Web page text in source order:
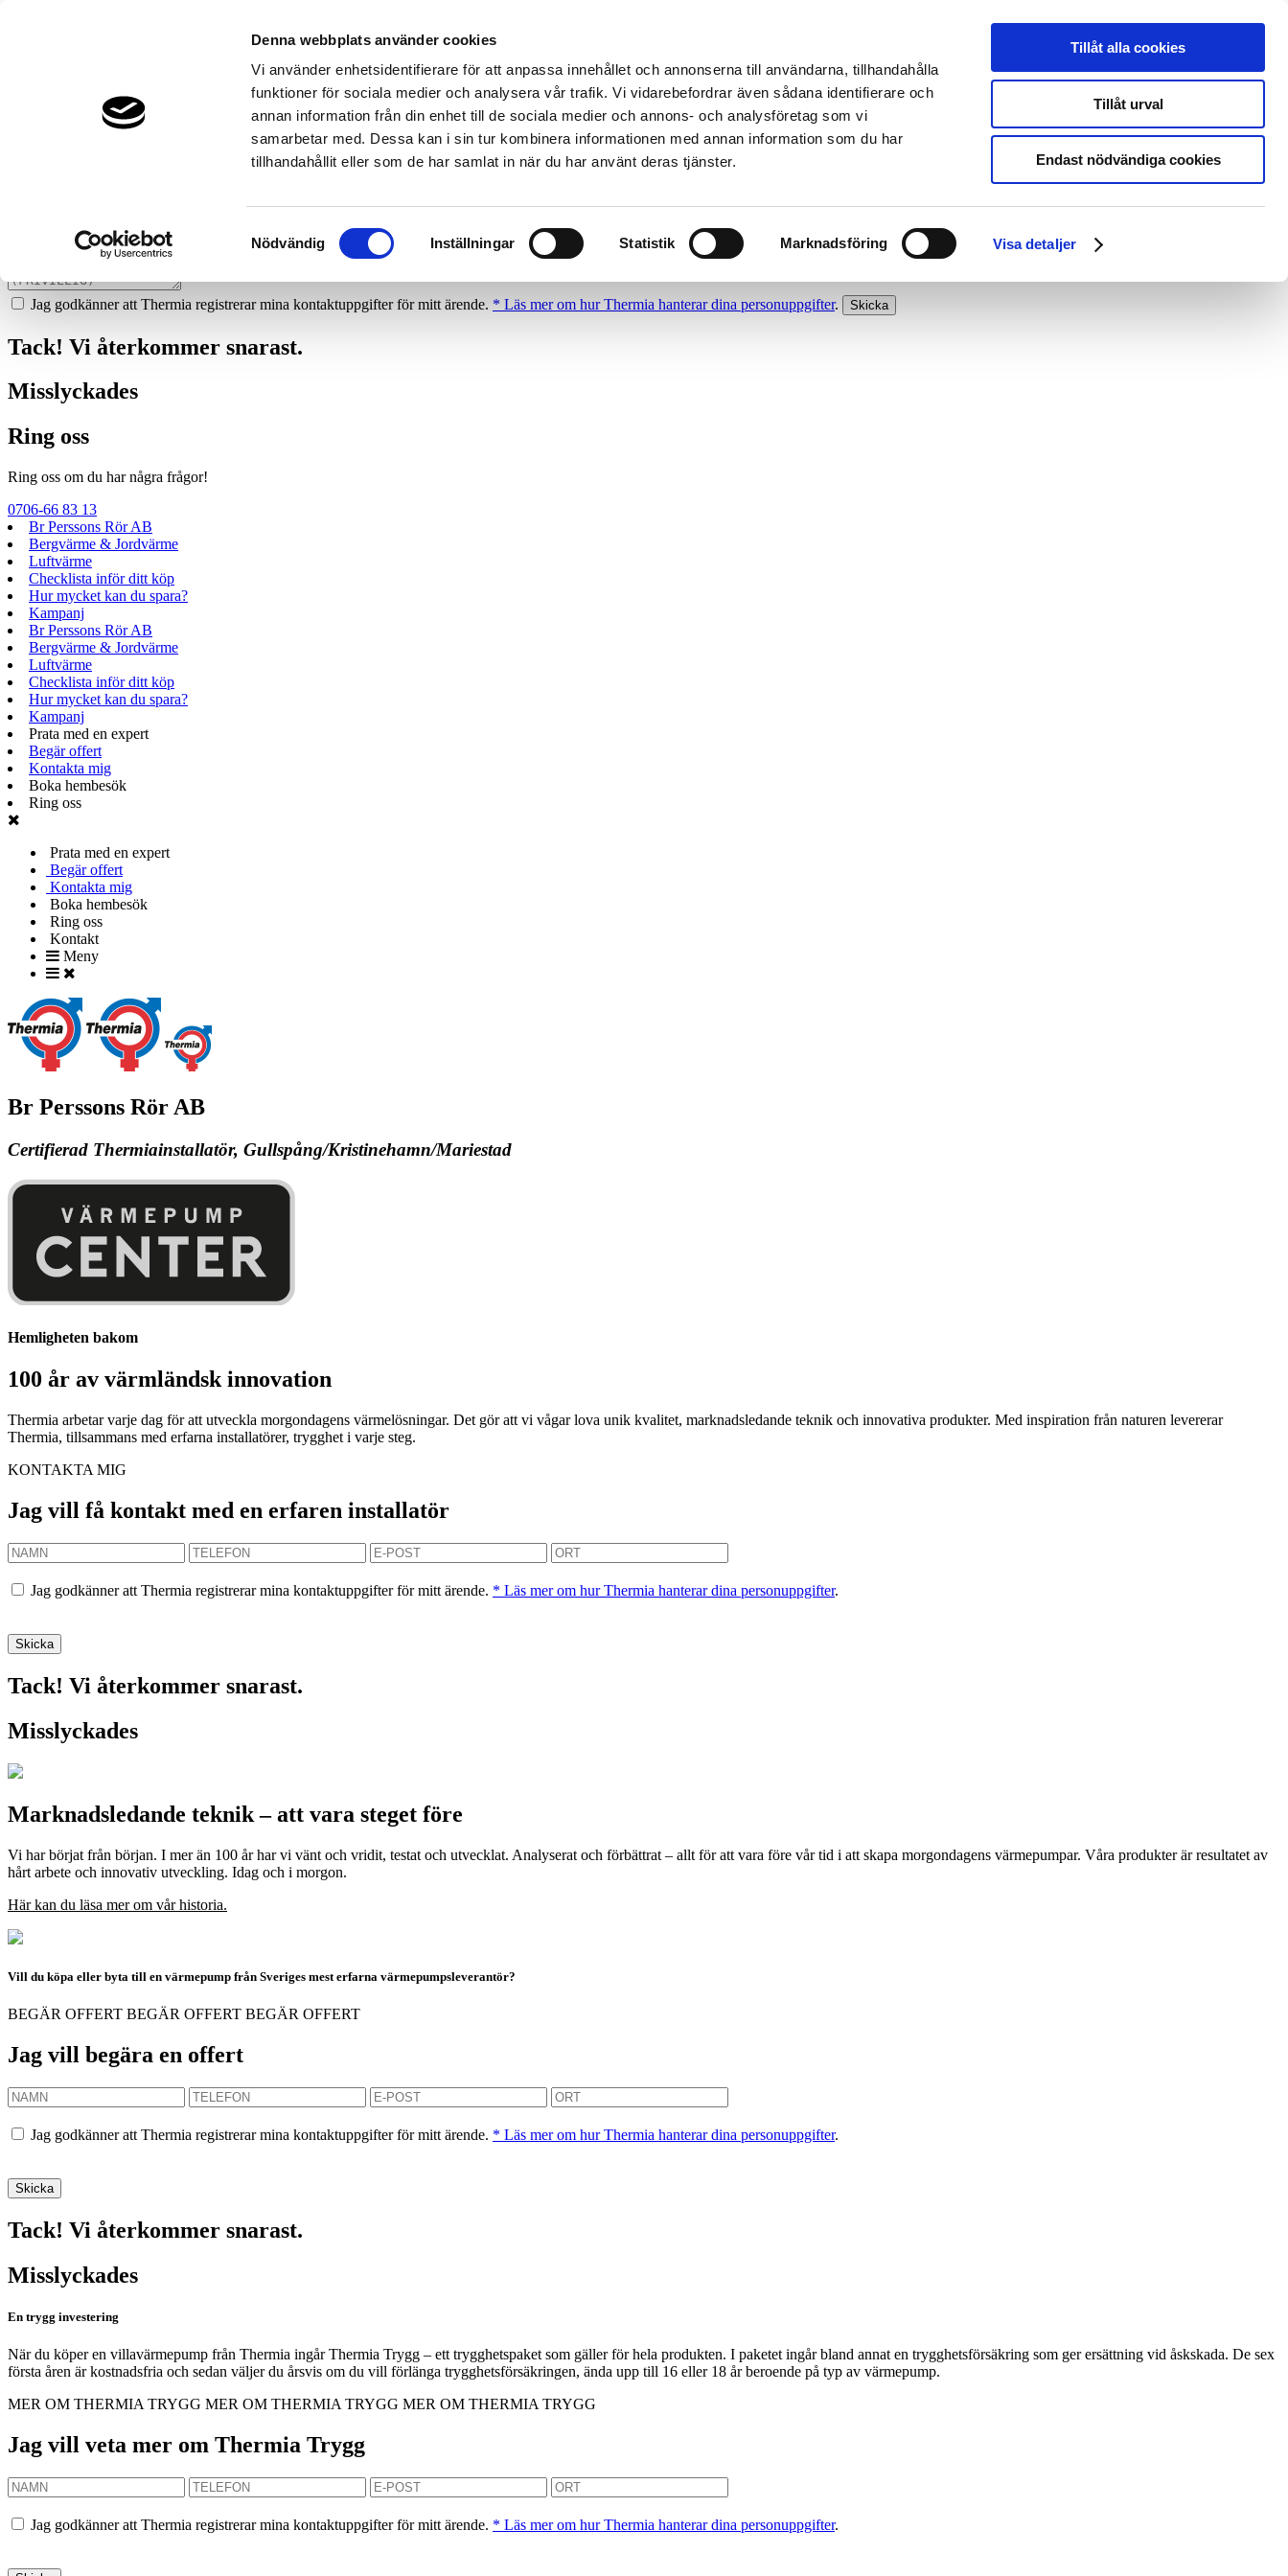
Denna webbplats använder cookies
Vi använder enhetsidentifierare för att anpassa innehållet och annonserna till användarna, tillhandahålla
funktioner för sociala medier och analysera vår trafik. Vi vidarebefordrar även sådana identifierare och
annan information från din enhet till de sociala medier och annons- och analysföretag som vi
samarbetar med. Dessa kan i sin tur kombinera informationen med annan information som du har
tillhandahållit eller som de har samlat in när du har använt deras tjänster.
Samtyckesval
Nödvändig Inställningar Statistik Marknadsföring Visa detaljer
Tillåt alla cookies
Tillåt urval
Endast nödvändiga cookies
Vi ger dig gärna goda råd - helt kostnadsfritt.
Vi hjälper dig att räkna ut mycket du kan spara med en värmepump!
Jag godkänner att Thermia registrerar mina kontaktuppgifter för mitt ärende. * Läs mer om hur Thermia hanterar dina personuppgifter.
Tack! Vi återkommer snarast.
Misslyckades
Ring oss
Ring oss om du har några frågor!
0706-66 83 13
Br Perssons Rör AB
Bergvärme & Jordvärme
Luftvärme
Checklista inför ditt köp
Hur mycket kan du spara?
Kampanj
Br Perssons Rör AB
Bergvärme & Jordvärme
Luftvärme
Checklista inför ditt köp
Hur mycket kan du spara?
Kampanj
Prata med en expert
Begär offert
Kontakta mig
Boka hembesök
Ring oss
Prata med en expert
Begär offert
Kontakta mig
Boka hembesök
Ring oss
Kontakt
Meny
Br Perssons Rör AB
Certifierad Thermiainstallatör, Gullspång/Kristinehamn/Mariestad
Hemligheten bakom
100 år av värmländsk innovation
Thermia arbetar varje dag för att utveckla morgondagens värmelösningar. Det gör att vi vågar lova unik kvalitet, marknadsledande teknik och innovativa produkter. Med inspiration från naturen levererar
Thermia, tillsammans med erfarna installatörer, trygghet i varje steg.
KONTAKTA MIG
Jag vill få kontakt med en erfaren installatör
Jag godkänner att Thermia registrerar mina kontaktuppgifter för mitt ärende. * Läs mer om hur Thermia hanterar dina personuppgifter.
Tack! Vi återkommer snarast.
Misslyckades
Marknadsledande teknik – att vara steget före
Vi har börjat från början. I mer än 100 år har vi vänt och vridit, testat och utvecklat. Analyserat och förbättrat – allt för att vara före vår tid i att skapa morgondagens värmepumpar. Våra produkter är resultatet av
hårt arbete och innovativ utveckling. Idag och i morgon.
Här kan du läsa mer om vår historia.
Vill du köpa eller byta till en värmepump från Sveriges mest erfarna värmepumpsleverantör?
BEGÄR OFFERT BEGÄR OFFERT BEGÄR OFFERT
Jag vill begära en offert
Jag godkänner att Thermia registrerar mina kontaktuppgifter för mitt ärende. * Läs mer om hur Thermia hanterar dina personuppgifter.
Tack! Vi återkommer snarast.
Misslyckades
En trygg investering
När du köper en villavärmepump från Thermia ingår Thermia Trygg – ett trygghetspaket som gäller för hela produkten. I paketet ingår bland annat en trygghetsförsäkring som ger ersättning vid åskskada. De sex
första åren är kostnadsfria och sedan väljer du årsvis om du vill förlänga trygghetsförsäkringen, ända upp till 16 eller 18 år beroende på typ av värmepump.
MER OM THERMIA TRYGG MER OM THERMIA TRYGG MER OM THERMIA TRYGG
Jag vill veta mer om Thermia Trygg
Jag godkänner att Thermia registrerar mina kontaktuppgifter för mitt ärende. * Läs mer om hur Thermia hanterar dina personuppgifter.